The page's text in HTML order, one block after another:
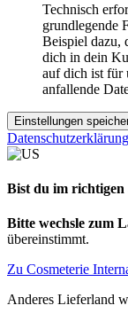
Technisch
grundlegende
Beispiel dazu,
dich in dein
auf dich ist für
anfallende
Einstellungen
Datenschutzerklärung
Bist du im richtigen
Bitte wechsle zum
übereinstimmt.
Zu Cosmeterie
Anderes Lieferland